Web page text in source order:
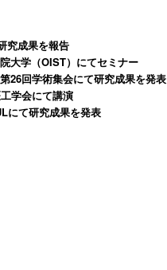
究成果を報告
大学（OIST）にてセミナー
26回学術集会にて研究成果を発表
学会にて講演
にて研究成果を発表